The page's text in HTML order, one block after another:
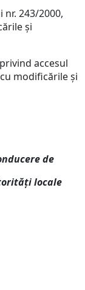
243/2000,
şi
accesul
modificările şi
de
locale